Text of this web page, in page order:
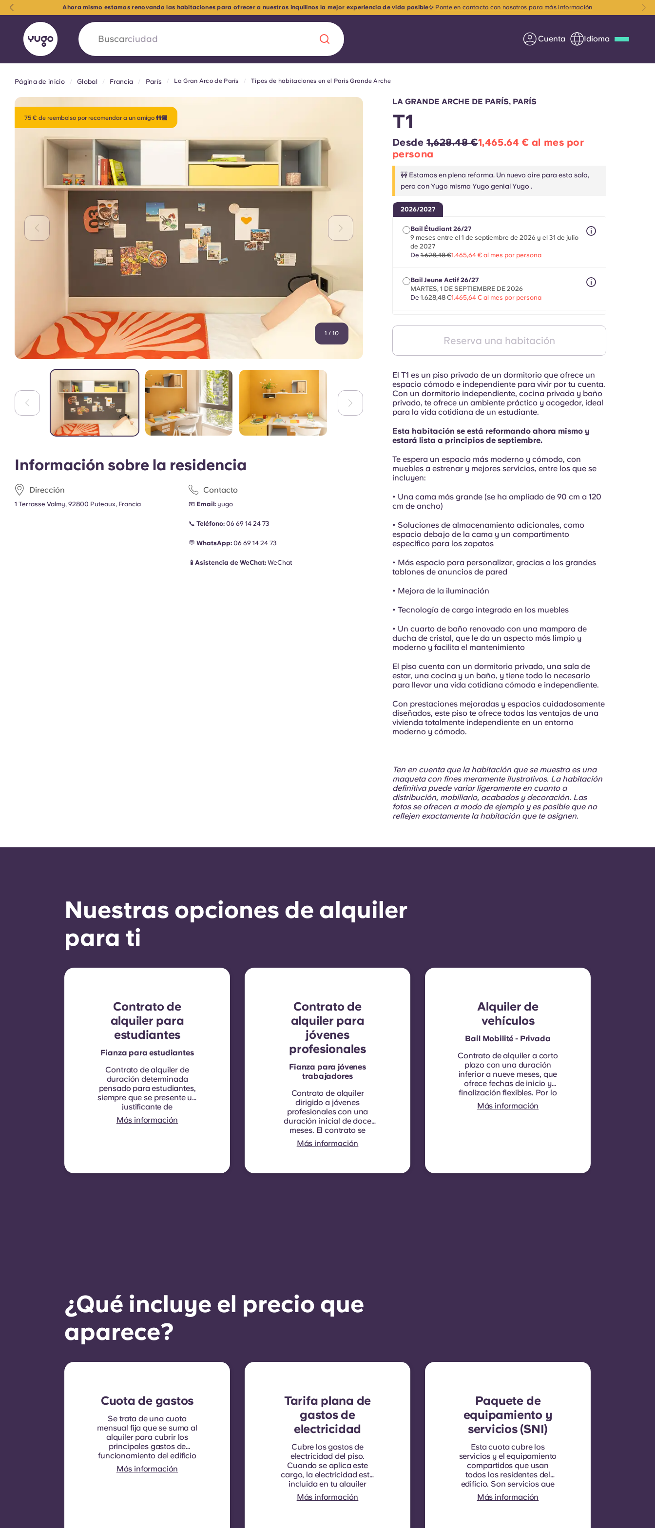
Buscarpaís Cuenta Idioma
Acerca deUbicacionesMás
Yugo VCARB: Impulsando una nueva era
en el alojamiento para estudiantes
La colaboración pionera Yugocon VCARB impulsa la innovación,
la ambición y momentos inolvidables para los estudiantes.
Quiénes somos
Preguntas frecuentes
Información para los
padres
English (GB) English (US)
Ahora mismo estamos renovando las habitaciones para ofrecer a nuestros inquilinos la mejor experiencia de vida posible✨ Ponte en contacto con nosotros para más información
Página de inicio Global Francia París La Gran Arco de París Tipos de habitaciones en el Paris Grande Arche
75 € de reembolso por recomendar a un amigo 👭🏽
1 / 10
Información sobre la residencia
Dirección
1 Terrasse Valmy, 92800 Puteaux, Francia
Contacto
📧 Email: yugo
📞Teléfono: 06 69 14 24 73
💬WhatsApp:06 69 14 24 73
📱Asistencia de WeChat: WeChat
LA GRANDE ARCHE DE PARÍS, PARÍS
T1
Desde1,628.48 €1,465.64 € al mes por
persona
🚧 Estamos en plena reforma. Un nuevo aire para esta sala,
pero con Yugo misma Yugo genial Yugo .
2026/2027
Bail Étudiant 26/27
9 meses entre el 1 de septiembre de 2026 y el 31 de julio
de 2027
De 1.628,48 €1.465,64 € al mes por persona
Bail Jeune Actif 26/27
MARTES, 1 DE SEPTIEMBRE DE 2026
De 1.628,48 €1.465,64 € al mes por persona
30 de septiembre de 2027
Reserva una habitación
El T1 es un piso privado de un dormitorio que ofrece un
espacio cómodo e independiente para vivir por tu cuenta.
Con un dormitorio independiente, cocina privada y baño
privado, te ofrece un ambiente práctico y acogedor, ideal
para la vida cotidiana de un estudiante.
Esta habitación se está reformando ahora mismo y
estará lista a principios de septiembre.
Te espera un espacio más moderno y cómodo, con
muebles a estrenar y mejores servicios, entre los que se
incluyen:
• Una cama más grande (se ha ampliado de 90 cm a 120
cm de ancho)
• Soluciones de almacenamiento adicionales, como
espacio debajo de la cama y un compartimento
específico para los zapatos
• Más espacio para personalizar, gracias a los grandes
tablones de anuncios de pared
• Mejora de la iluminación
• Tecnología de carga integrada en los muebles
• Un cuarto de baño renovado con una mampara de
ducha de cristal, que le da un aspecto más limpio y
moderno y facilita el mantenimiento
El piso cuenta con un dormitorio privado, una sala de
estar, una cocina y un baño, y tiene todo lo necesario
para llevar una vida cotidiana cómoda e independiente.
Con prestaciones mejoradas y espacios cuidadosamente
diseñados, este piso te ofrece todas las ventajas de una
vivienda totalmente independiente en un entorno
moderno y cómodo.
Ten en cuenta que la habitación que se muestra es una
maqueta con fines meramente ilustrativos. La habitación
definitiva puede variar ligeramente en cuanto a
distribución, mobiliario, acabados y decoración. Las
fotos se ofrecen a modo de ejemplo y es posible que no
reflejen exactamente la habitación que te asignen.
Nuestras opciones de alquiler
para ti
Contrato de
alquiler para
estudiantes
Fianza para estudiantes
Contrato de alquiler de
duración determinada
pensado para estudiantes,
siempre que se presente un
justificante de
matriculación. La duración
del contrato es de nueve
cumplan ciertos criterios,
Más información
Contrato de
alquiler para
jóvenes
profesionales
Fianza para jóvenes
trabajadores
Contrato de alquiler
dirigido a jóvenes
profesionales con una
duración inicial de doce
meses. El contrato se
renueva automáticamente
cada doce meses, y en
alquiler.
Más información
Alquiler de
vehículos
Bail Mobilité - Privada
Contrato de alquiler a corto
plazo con una duración
inferior a nueve meses, que
ofrece fechas de inicio y
finalización flexibles. Por lo
general, el contrato no es
renovable, aunque se
Más información
¿Qué incluye el precio que
aparece?
Cuota de gastos
Se trata de una cuota
mensual fija que se suma al
alquiler para cubrir los
principales gastos de
funcionamiento del edificio
y los servicios públicos que,
normalmente, se
Más información
Tarifa plana de
gastos de
electricidad
Cubre los gastos de
electricidad del piso.
Cuando se aplica este
cargo, la electricidad está
incluida en tu alquiler
mensual y no hace falta
ningún contrato aparte. En
Más información
Paquete de
equipamiento y
servicios (SNI)
Esta cuota cubre los
servicios y el equipamiento
compartidos que usan
todos los residentes del
edificio. Son servicios que
benefician a todo el mundo
y que no se pueden
Más información